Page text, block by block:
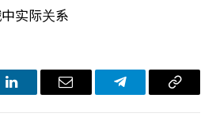
实际关系
LinkedIn电
Telegram复